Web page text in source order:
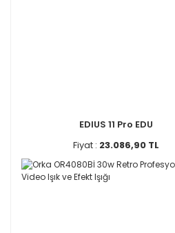
EDIUS 11 Pro EDU
Fiyat : 23.086,90 TL